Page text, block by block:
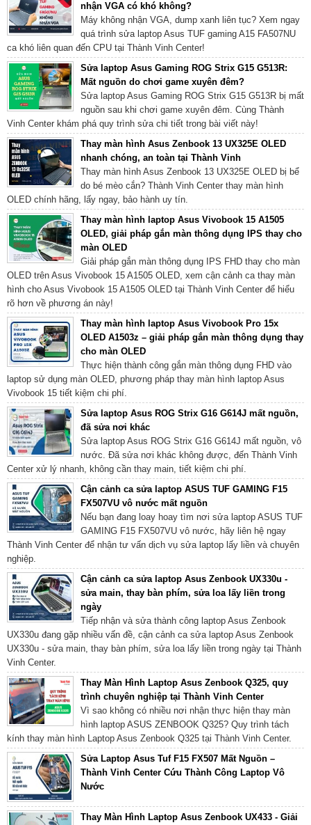
nhận VGA có khó không?
Máy không nhận VGA, dump xanh liên tục? Xem ngay
quá trình sửa laptop Asus TUF gaming A15 FA507NU
ca khó liên quan đến CPU tại Thành Vinh Center!
Sửa laptop Asus Gaming ROG Strix G15 G513R:
Mất nguồn do chơi game xuyên đêm?
Sửa laptop Asus Gaming ROG Strix G15 G513R bị mất
nguồn sau khi chơi game xuyên đêm. Cùng Thành
Vinh Center khám phá quy trình sửa chi tiết trong bài viết này!
Thay màn hình Asus Zenbook 13 UX325E OLED
nhanh chóng, an toàn tại Thành Vinh
Thay màn hình Asus Zenbook 13 UX325E OLED bị bể
do bé mèo cắn? Thành Vinh Center thay màn hình
OLED chính hãng, lấy ngay, bảo hành uy tín.
Thay màn hình laptop Asus Vivobook 15 A1505
OLED, giải pháp gắn màn thông dụng IPS thay cho
màn OLED
Giải pháp gắn màn thông dụng IPS FHD thay cho màn
OLED trên Asus Vivobook 15 A1505 OLED, xem cận cảnh ca thay màn
hình cho Asus Vivobook 15 A1505 OLED tại Thành Vinh Center để hiểu
rõ hơn về phương án này!
Thay màn hình laptop Asus Vivobook Pro 15x
OLED A1503z – giải pháp gắn màn thông dụng thay
cho màn OLED
Thực hiện thành công gắn màn thông dụng FHD vào
laptop sử dụng màn OLED, phương pháp thay màn hình laptop Asus
Vivobook 15 tiết kiệm chi phí.
Sửa laptop Asus ROG Strix G16 G614J mất nguồn,
đã sửa nơi khác
Sửa laptop Asus ROG Strix G16 G614J mất nguồn, vô
nước. Đã sửa nơi khác không được, đến Thành Vinh
Center xử lý nhanh, không cần thay main, tiết kiệm chi phí.
Cận cảnh ca sửa laptop ASUS TUF GAMING F15
FX507VU vô nước mất nguồn
Nếu bạn đang loay hoay tìm nơi sửa laptop ASUS TUF
GAMING F15 FX507VU vô nước, hãy liên hệ ngay
Thành Vinh Center để nhận tư vấn dịch vụ sửa laptop lấy liền và chuyên
nghiệp.
Cận cảnh ca sửa laptop Asus Zenbook UX330u -
sửa main, thay bàn phím, sửa loa lấy liền trong
ngày
Tiếp nhận và sửa thành công laptop Asus Zenbook
UX330u đang gặp nhiều vấn đề, cận cảnh ca sửa laptop Asus Zenbook
UX330u - sửa main, thay bàn phím, sửa loa lấy liền trong ngày tại Thành
Vinh Center.
Thay Màn Hình Laptop Asus Zenbook Q325, quy
trình chuyên nghiệp tại Thành Vinh Center
Vì sao không có nhiều nơi nhận thực hiện thay màn
hình laptop ASUS ZENBOOK Q325? Quy trình tách
kính thay màn hình Laptop Asus Zenbook Q325 tại Thành Vinh Center.
Sửa Laptop Asus Tuf F15 FX507 Mất Nguồn –
Thành Vinh Center Cứu Thành Công Laptop Vô
Nước
Thay Màn Hình Laptop Asus Zenbook UX433 - Giải